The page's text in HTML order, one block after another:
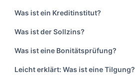
Was ist ein Kreditinstitut?
Was ist der Sollzins?
Was ist eine Bonitätsprüfung?
Leicht erklärt: Was ist eine Tilgung?